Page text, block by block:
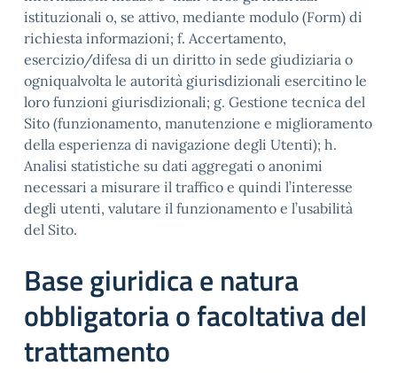
istituzionali o, se attivo, mediante modulo (Form) di
richiesta informazioni; f. Accertamento,
esercizio/difesa di un diritto in sede giudiziaria o
ogniqualvolta le autorità giurisdizionali esercitino le
loro funzioni giurisdizionali; g. Gestione tecnica del
Sito (funzionamento, manutenzione e miglioramento
della esperienza di navigazione degli Utenti); h.
Analisi statistiche su dati aggregati o anonimi
necessari a misurare il traffico e quindi l’interesse
degli utenti, valutare il funzionamento e l’usabilità
del Sito.
Base giuridica e natura
obbligatoria o facoltativa del
trattamento